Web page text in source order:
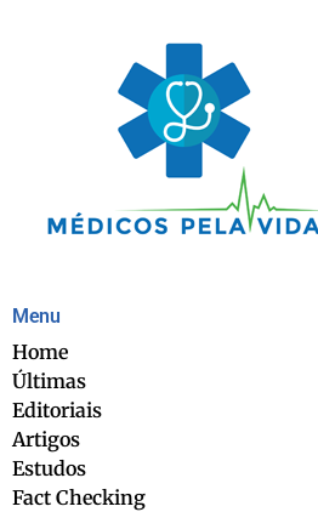
Menu
Home
Últimas
Editoriais
Artigos
Estudos
Fact Checking